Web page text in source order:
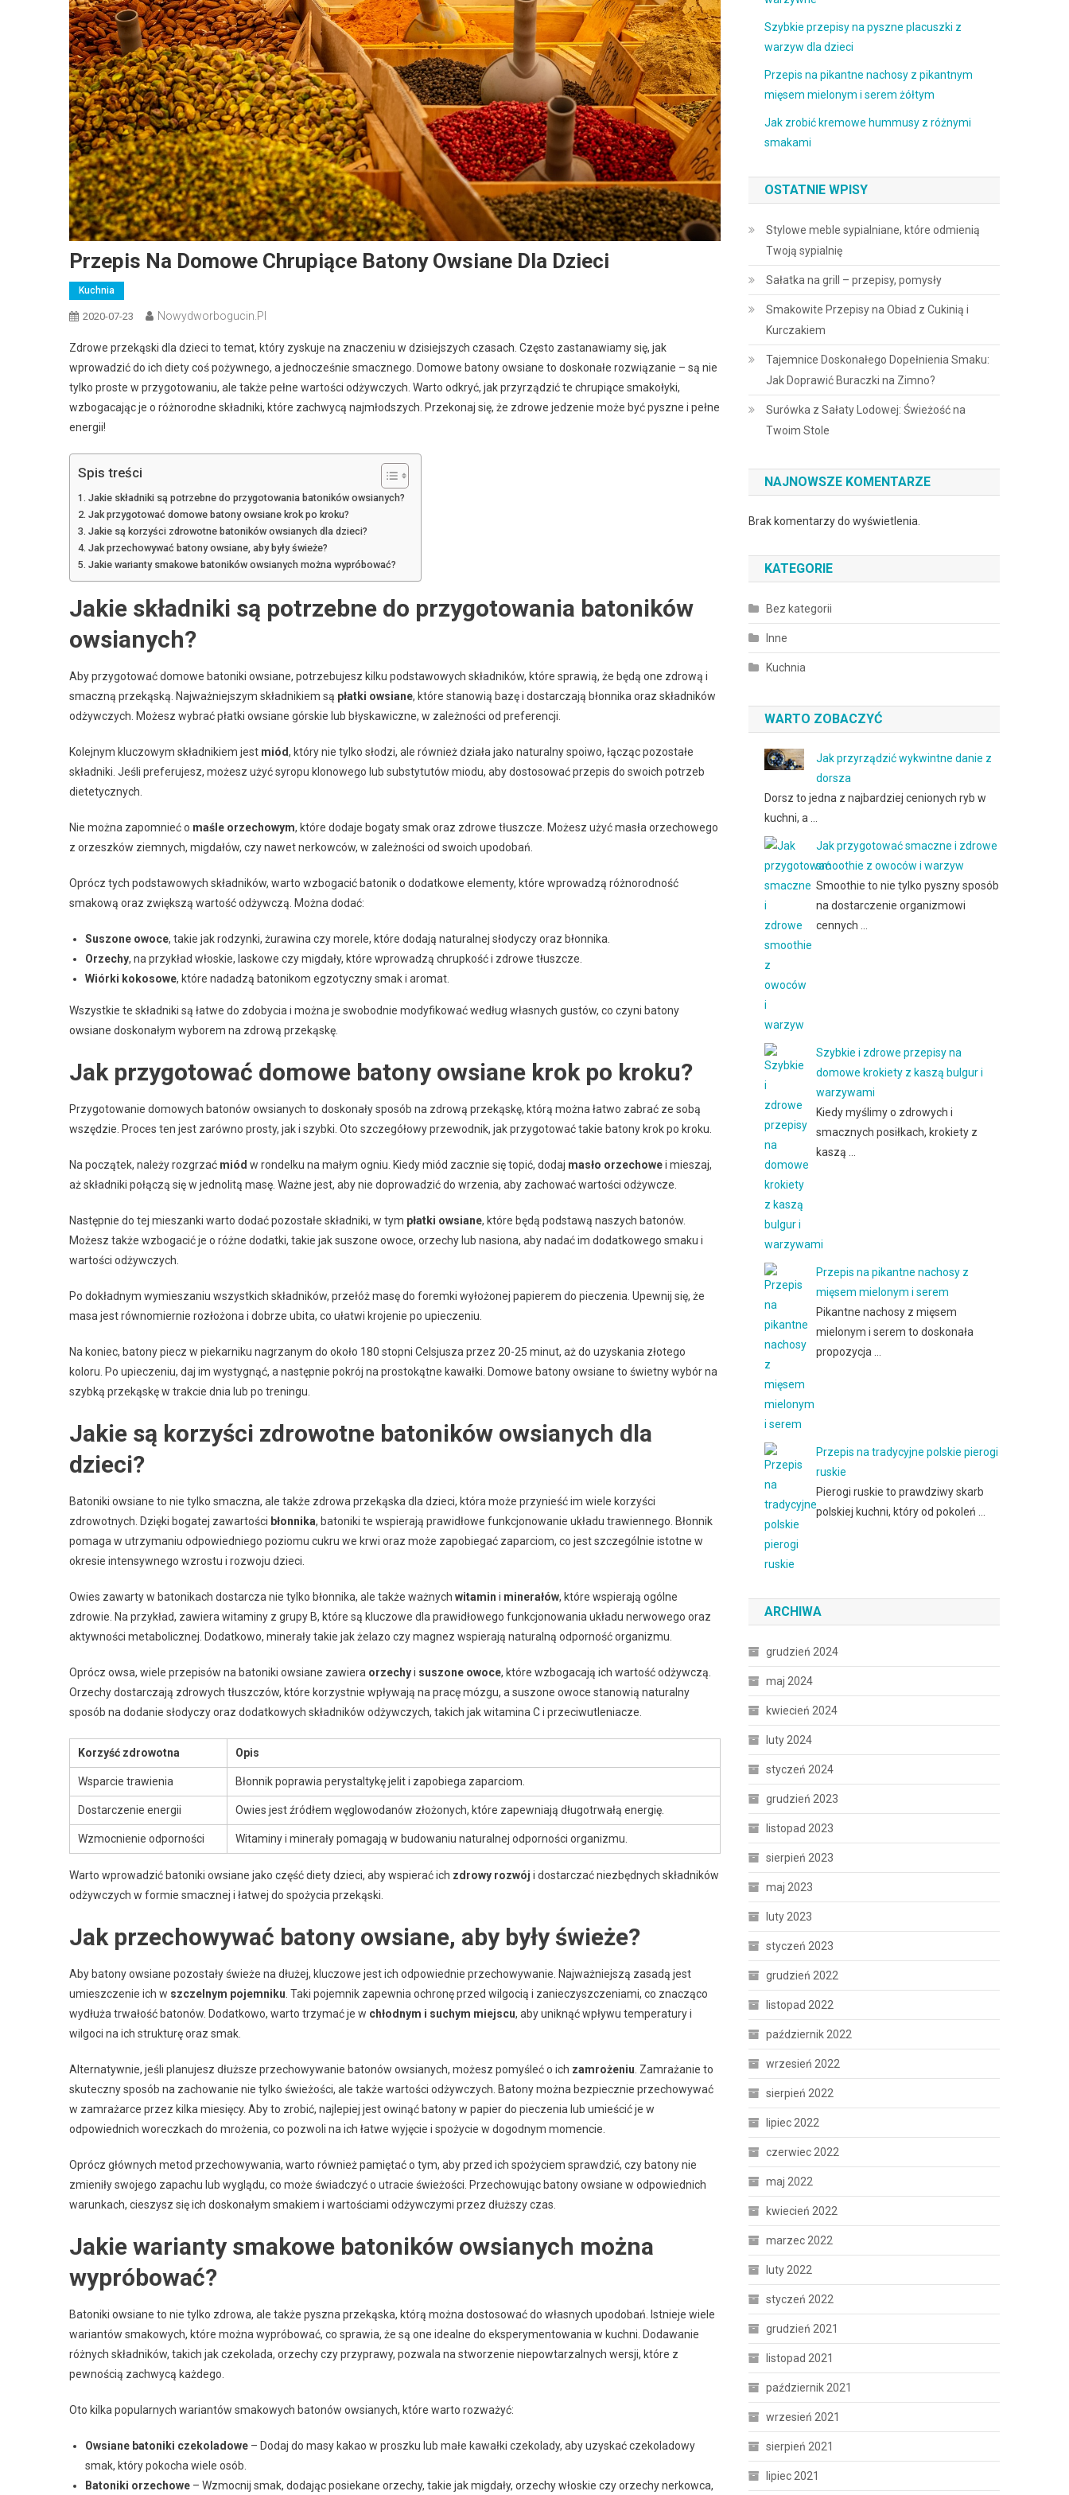
Przepis Na Domowe Chrupiące Batony Owsiane Dla Dzieci
Kuchnia
2020-07-23 Nowydworbogucin.pl
Zdrowe przekąski dla dzieci to temat, który zyskuje na znaczeniu w dzisiejszych czasach. Często zastanawiamy się, jak
wprowadzić do ich diety coś pożywnego, a jednocześnie smacznego. Domowe batony owsiane to doskonałe rozwiązanie – są nie
tylko proste w przygotowaniu, ale także pełne wartości odżywczych. Warto odkryć, jak przyrządzić te chrupiące smakołyki,
wzbogacając je o różnorodne składniki, które zachwycą najmłodszych. Przekonaj się, że zdrowe jedzenie może być pyszne i pełne
energii!
Spis treści
Jakie składniki są potrzebne do przygotowania batoników owsianych?
Jak przygotować domowe batony owsiane krok po kroku?
Jakie są korzyści zdrowotne batoników owsianych dla dzieci?
Jak przechowywać batony owsiane, aby były świeże?
Jakie warianty smakowe batoników owsianych można wypróbować?
Jakie składniki są potrzebne do przygotowania batoników
owsianych?
Aby przygotować domowe batoniki owsiane, potrzebujesz kilku podstawowych składników, które sprawią, że będą one zdrową i
smaczną przekąską. Najważniejszym składnikiem są płatki owsiane, które stanowią bazę i dostarczają błonnika oraz składników
odżywczych. Możesz wybrać płatki owsiane górskie lub błyskawiczne, w zależności od preferencji.
Kolejnym kluczowym składnikiem jest miód, który nie tylko słodzi, ale również działa jako naturalny spoiwo, łącząc pozostałe
składniki. Jeśli preferujesz, możesz użyć syropu klonowego lub substytutów miodu, aby dostosować przepis do swoich potrzeb
dietetycznych.
Nie można zapomnieć o maśle orzechowym, które dodaje bogaty smak oraz zdrowe tłuszcze. Możesz użyć masła orzechowego
z orzeszków ziemnych, migdałów, czy nawet nerkowców, w zależności od swoich upodobań.
Oprócz tych podstawowych składników, warto wzbogacić batonik o dodatkowe elementy, które wprowadzą różnorodność
smakową oraz zwiększą wartość odżywczą. Można dodać:
Suszone owoce, takie jak rodzynki, żurawina czy morele, które dodają naturalnej słodyczy oraz błonnika.
Orzechy, na przykład włoskie, laskowe czy migdały, które wprowadzą chrupkość i zdrowe tłuszcze.
Wiórki kokosowe, które nadadzą batonikom egzotyczny smak i aromat.
Wszystkie te składniki są łatwe do zdobycia i można je swobodnie modyfikować według własnych gustów, co czyni batony
owsiane doskonałym wyborem na zdrową przekąskę.
Jak przygotować domowe batony owsiane krok po kroku?
Przygotowanie domowych batonów owsianych to doskonały sposób na zdrową przekąskę, którą można łatwo zabrać ze sobą
wszędzie. Proces ten jest zarówno prosty, jak i szybki. Oto szczegółowy przewodnik, jak przygotować takie batony krok po kroku.
Na początek, należy rozgrzać miód w rondelku na małym ogniu. Kiedy miód zacznie się topić, dodaj masło orzechowei mieszaj,
aż składniki połączą się w jednolitą masę. Ważne jest, aby nie doprowadzić do wrzenia, aby zachować wartości odżywcze.
Następnie do tej mieszanki warto dodać pozostałe składniki, w tym płatki owsiane, które będą podstawą naszych batonów.
Możesz także wzbogacić je o różne dodatki, takie jak suszone owoce, orzechy lub nasiona, aby nadać im dodatkowego smaku i
wartości odżywczych.
Po dokładnym wymieszaniu wszystkich składników, przełóż masę do foremki wyłożonej papierem do pieczenia. Upewnij się, że
masa jest równomiernie rozłożona i dobrze ubita, co ułatwi krojenie po upieczeniu.
Na koniec, batony piecz w piekarniku nagrzanym do około 180 stopni Celsjusza przez 20-25 minut, aż do uzyskania złotego
koloru. Po upieczeniu, daj im wystygnąć, a następnie pokrój na prostokątne kawałki. Domowe batony owsiane to świetny wybór na
szybką przekąskę w trakcie dnia lub po treningu.
Jakie są korzyści zdrowotne batoników owsianych dla
dzieci?
Batoniki owsiane to nie tylko smaczna, ale także zdrowa przekąska dla dzieci, która może przynieść im wiele korzyści
zdrowotnych. Dzięki bogatej zawartości błonnika, batoniki te wspierają prawidłowe funkcjonowanie układu trawiennego. Błonnik
pomaga w utrzymaniu odpowiedniego poziomu cukru we krwi oraz może zapobiegać zaparciom, co jest szczególnie istotne w
okresie intensywnego wzrostu i rozwoju dzieci.
Owies zawarty w batonikach dostarcza nie tylko błonnika, ale także ważnych witamin i minerałów, które wspierają ogólne
zdrowie. Na przykład, zawiera witaminy z grupy B, które są kluczowe dla prawidłowego funkcjonowania układu nerwowego oraz
aktywności metabolicznej. Dodatkowo, minerały takie jak żelazo czy magnez wspierają naturalną odporność organizmu.
Oprócz owsa, wiele przepisów na batoniki owsiane zawiera orzechyi suszone owoce, które wzbogacają ich wartość odżywczą.
Orzechy dostarczają zdrowych tłuszczów, które korzystnie wpływają na pracę mózgu, a suszone owoce stanowią naturalny
sposób na dodanie słodyczy oraz dodatkowych składników odżywczych, takich jak witamina C i przeciwutleniacze.
Korzyść zdrowotna Opis
Wsparcie trawienia Błonnik poprawia perystaltykę jelit i zapobiega zaparciom.
Dostarczenie energii Owies jest źródłem węglowodanów złożonych, które zapewniają długotrwałą energię.
Wzmocnienie odporności Witaminy i minerały pomagają w budowaniu naturalnej odporności organizmu.
Warto wprowadzić batoniki owsiane jako część diety dzieci, aby wspierać ich zdrowy rozwój i dostarczać niezbędnych składników
odżywczych w formie smacznej i łatwej do spożycia przekąski.
Jak przechowywać batony owsiane, aby były świeże?
Aby batony owsiane pozostały świeże na dłużej, kluczowe jest ich odpowiednie przechowywanie. Najważniejszą zasadą jest
umieszczenie ich w szczelnym pojemniku . Taki pojemnik zapewnia ochronę przed wilgocią i zanieczyszczeniami, co znacząco
wydłuża trwałość batonów. Dodatkowo, warto trzymać je w chłodnym i suchym miejscu, aby uniknąć wpływu temperatury i
wilgoci na ich strukturę oraz smak.
Alternatywnie, jeśli planujesz dłuższe przechowywanie batonów owsianych, możesz pomyśleć o ich zamrożeniu . Zamrażanie to
skuteczny sposób na zachowanie nie tylko świeżości, ale także wartości odżywczych. Batony można bezpiecznie przechowywać
w zamrażarce przez kilka miesięcy. Aby to zrobić, najlepiej jest owinąć batony w papier do pieczenia lub umieścić je w
odpowiednich woreczkach do mrożenia, co pozwoli na ich łatwe wyjęcie i spożycie w dogodnym momencie.
Oprócz głównych metod przechowywania, warto również pamiętać o tym, aby przed ich spożyciem sprawdzić, czy batony nie
zmieniły swojego zapachu lub wyglądu, co może świadczyć o utracie świeżości. Przechowując batony owsiane w odpowiednich
warunkach, cieszysz się ich doskonałym smakiem i wartościami odżywczymi przez dłuższy czas.
Jakie warianty smakowe batoników owsianych można
wypróbować?
Batoniki owsiane to nie tylko zdrowa, ale także pyszna przekąska, którą można dostosować do własnych upodobań. Istnieje wiele
wariantów smakowych, które można wypróbować, co sprawia, że są one idealne do eksperymentowania w kuchni. Dodawanie
różnych składników, takich jak czekolada, orzechy czy przyprawy, pozwala na stworzenie niepowtarzalnych wersji, które z
pewnością zachwycą każdego.
Oto kilka popularnych wariantów smakowych batonów owsianych, które warto rozważyć:
Owsiane batoniki czekoladowe – Dodaj do masy kakao w proszku lub małe kawałki czekolady, aby uzyskać czekoladowy
smak, który pokocha wiele osób.
Batoniki orzechowe – Wzmocnij smak, dodając posiekane orzechy, takie jak migdały, orzechy włoskie czy orzechy nerkowca,
Szybkie przepisy na pyszne placuszki z
warzyw dla dzieci
Przepis na pikantne nachosy z pikantnym
mięsem mielonym i serem żółtym
Jak zrobić kremowe hummusy z różnymi
smakami
OSTATNIE WPISY
Stylowe meble sypialniane, które odmienią
Twoją sypialnię
Sałatka na grill – przepisy, pomysły
Smakowite Przepisy na Obiad z Cukinią i
Kurczakiem
Tajemnice Doskonałego Dopełnienia Smaku:
Jak Doprawić Buraczki na Zimno?
Surówka z Sałaty Lodowej: Świeżość na
Twoim Stole
NAJNOWSZE KOMENTARZE
Brak komentarzy do wyświetlenia.
KATEGORIE
Bez kategorii
Inne
Kuchnia
WARTO ZOBACZYĆ
Jak przyrządzić wykwintne danie z
dorsza
Dorsz to jedna z najbardziej cenionych ryb w
kuchni, a …
Jak przygotować smaczne i zdrowe
smoothie z owoców i warzyw
Smoothie to nie tylko pyszny sposób
na dostarczenie organizmowi
cennych …
Szybkie i zdrowe przepisy na
domowe krokiety z kaszą bulgur i
warzywami
Kiedy myślimy o zdrowych i
smacznych posiłkach, krokiety z
kaszą …
Przepis na pikantne nachosy z
mięsem mielonym i serem
Pikantne nachosy z mięsem
mielonym i serem to doskonała
propozycja …
Przepis na tradycyjne polskie pierogi
ruskie
Pierogi ruskie to prawdziwy skarb
polskiej kuchni, który od pokoleń …
ARCHIWA
grudzień 2024
maj 2024
kwiecień 2024
luty 2024
styczeń 2024
grudzień 2023
listopad 2023
sierpień 2023
maj 2023
luty 2023
styczeń 2023
grudzień 2022
listopad 2022
październik 2022
wrzesień 2022
sierpień 2022
lipiec 2022
czerwiec 2022
maj 2022
kwiecień 2022
marzec 2022
luty 2022
styczeń 2022
grudzień 2021
listopad 2021
październik 2021
wrzesień 2021
sierpień 2021
lipiec 2021